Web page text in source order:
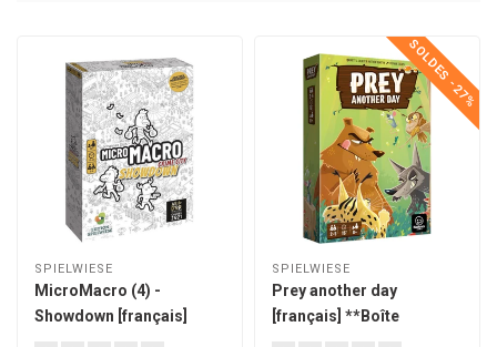
SPIELWIESE
MicroMacro (4) -
Showdown [français]
SOLDES -27%
SPIELWIESE
Prey another day
[français] **Boîte